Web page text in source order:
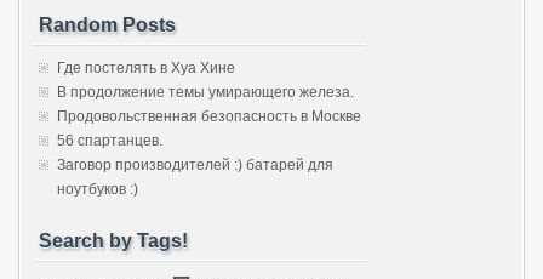
Random Posts
Где постелять в Хуа Хине
В продолжение темы умирающего железа.
Продовольственная безопасность в Москве
56 спартанцев.
Заговор производителей :) батарей для
ноутбуков :)
Search by Tags!